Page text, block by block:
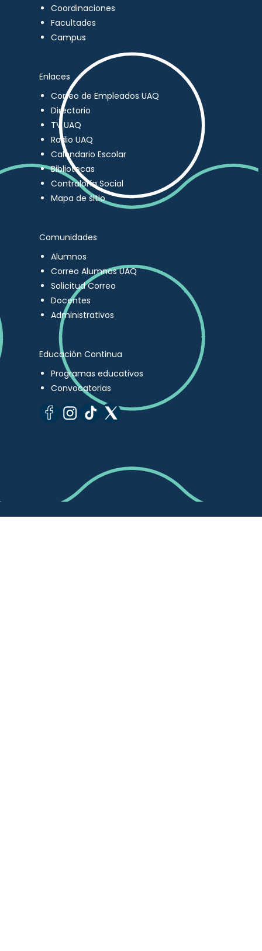
Coordinaciones
Facultades
Campus
Enlaces
Correo de Empleados UAQ
Directorio
TV UAQ
Radio UAQ
Calendario Escolar
Bibliotecas
Contraloría Social
Mapa de sitio
Comunidades
Alumnos
Correo Alumnos UAQ
Solicitud Correo
Docentes
Administrativos
Educación Continua
Programas educativos
Convocatorias